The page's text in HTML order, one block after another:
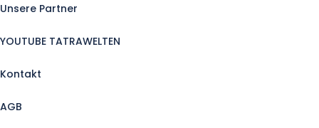
Unsere Partner
YOUTUBE TATRAWELTEN
Kontakt
AGB